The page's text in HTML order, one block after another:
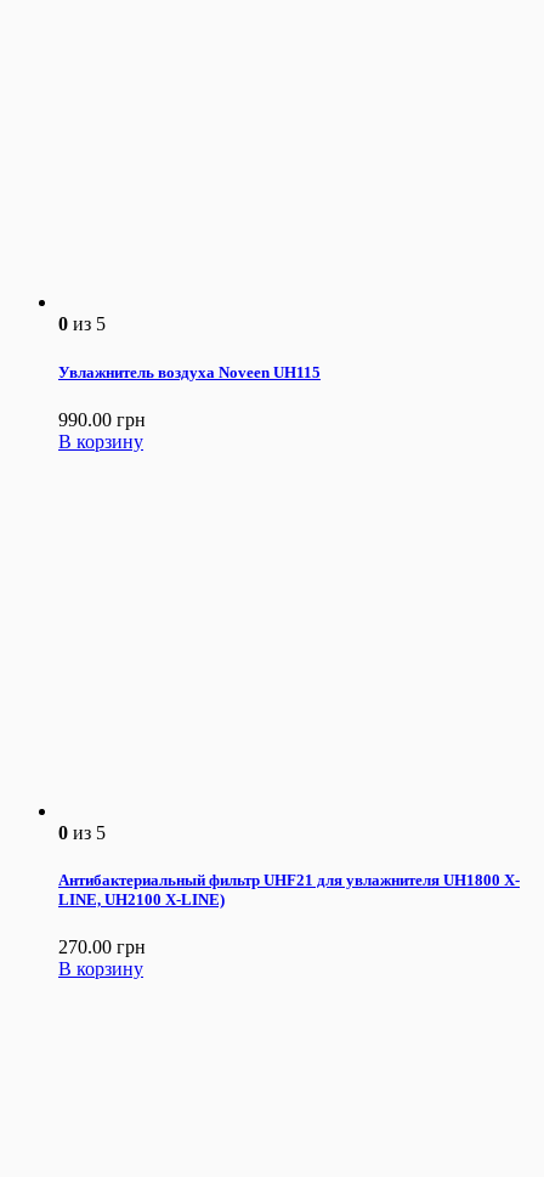
0 из 5
Увлажнитель воздуха Noveen UH115
990.00 грн
В корзину
0 из 5
Антибактериальный фильтр UHF21 для увлажнителя UH1800 X-
LINE, UH2100 X-LINE)
270.00 грн
В корзину